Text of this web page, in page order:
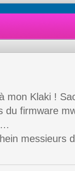
mon Klaki !
du firmware
messieurs